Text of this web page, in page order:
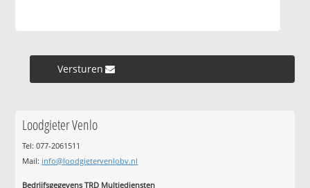
Versturen »
Loodgieter Venlo
Tel: 077-2061511
Mail: info@loodgietervenlobv.nl
Bedrijfsgegevens TRD Multiediensten